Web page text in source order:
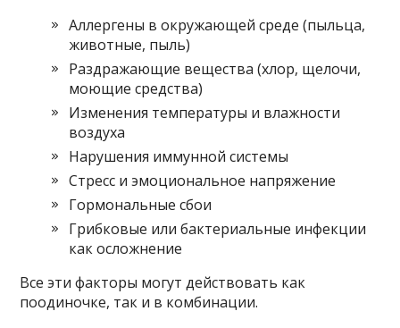
Аллергены в окружающей среде (пыльца,
животные, пыль)
Раздражающие вещества (хлор, щелочи,
моющие средства)
Изменения температуры и влажности
воздуха
Нарушения иммунной системы
Стресс и эмоциональное напряжение
Гормональные сбои
Грибковые или бактериальные инфекции
как осложнение
Все эти факторы могут действовать как
поодиночке, так и в комбинации.